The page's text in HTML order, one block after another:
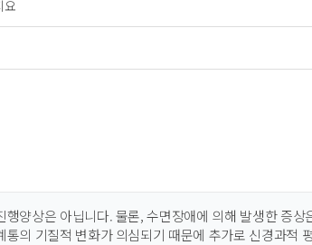
요
양상은 아닙니다. 물론, 수면장애에 의해 발생한 증
의 기질적 변화가 의심되기 때문에 추가로 신경과적